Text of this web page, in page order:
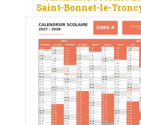
Saint-Bonnet-le-